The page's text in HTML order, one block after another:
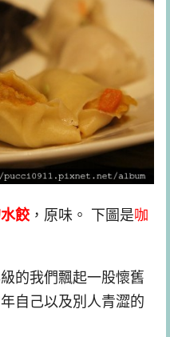
餃 ，原味。 下圖是咖
的我們飄起一股懷舊
自己以及別人青澀的